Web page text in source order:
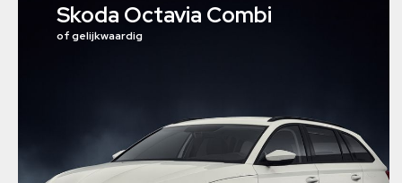
Skoda Octavia Combi
of gelijkwaardig